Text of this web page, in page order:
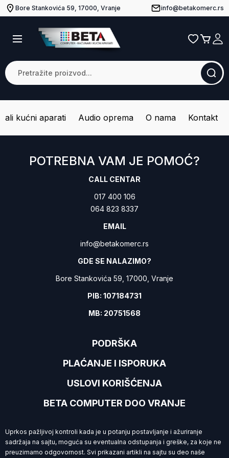
Bore Stankovića 59, 17000, Vranje info@betakomerc.rs
kućni aparati Audio oprema O nama Kontakt
PODRŠKA
PLAĆANJE I ISPORUKA
USLOVI KORIŠĆENJA
BETA COMPUTER DOO VRANJE
POTREBNA VAM JE POMOĆ?
CALL CENTAR
017 400 106
064 823 8337
EMAIL
info@betakomerc.rs
GDE SE NALAZIMO?
Bore Stankovića 59, 17000, Vranje
PIB: 107184731
MB: 20751568
Uprkos pažljivoj kontroli kada je u potanju postavljanje i ažuriranje
sadržaja na sajtu, moguća su eventualna odstupanja i greške, za koje ne
preuzimamo odgovornost. Svi prikazani artikli na sajtu su deo naše